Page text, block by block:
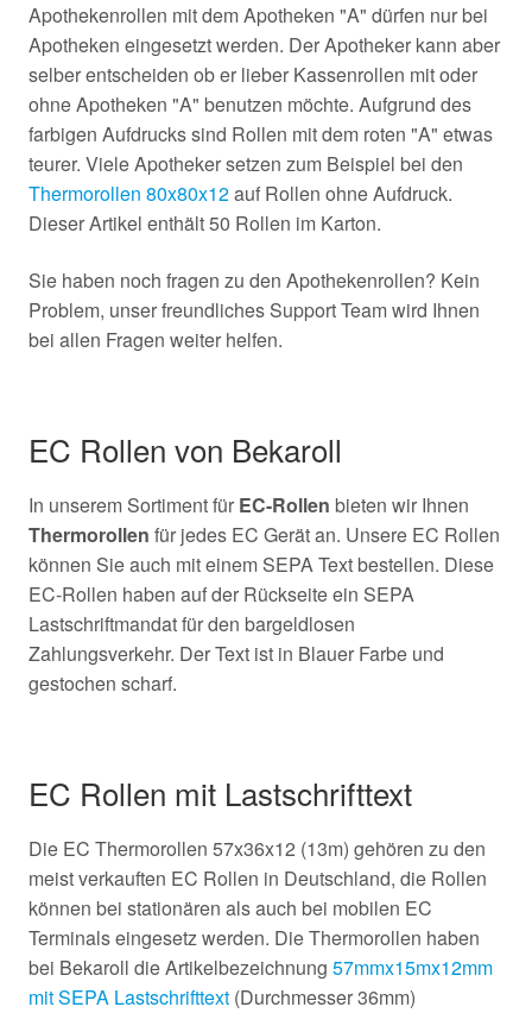
Apothekenrollen mit dem Apotheken "A" dürfen nur bei
Apotheken eingesetzt werden. Der Apotheker kann aber
selber entscheiden ob er lieber Kassenrollen mit oder
ohne Apotheken "A" benutzen möchte. Aufgrund des
farbigen Aufdrucks sind Rollen mit dem roten "A" etwas
teurer. Viele Apotheker setzen zum Beispiel bei den
Thermorollen 80x80x12auf Rollen ohne Aufdruck.
Dieser Artikel enthält 50 Rollen im Karton.
Sie haben noch fragen zu den Apothekenrollen? Kein
Problem, unser freundliches Support Team wird Ihnen
bei allen Fragen weiter helfen.
EC Rollen von Bekaroll
In unserem Sortiment für EC-Rollen bieten wir Ihnen
Thermorollen für jedes EC Gerät an. Unsere EC Rollen
können Sie auch mit einem SEPA Text bestellen. Diese
EC-Rollen haben auf der Rückseite ein SEPA
Lastschriftmandat für den bargeldlosen
Zahlungsverkehr. Der Text ist in Blauer Farbe und
gestochen scharf.
EC Rollen mit Lastschrifttext
Die EC Thermorollen 57x36x12 (13m) gehören zu den
meist verkauften EC Rollen in Deutschland, die Rollen
können bei stationären als auch bei mobilen EC
Terminals eingesetz werden. Die Thermorollen haben
bei Bekaroll die Artikelbezeichnung 57mmx15mx12mm
mit SEPA Lastschrifttext (Durchmesser 36mm)